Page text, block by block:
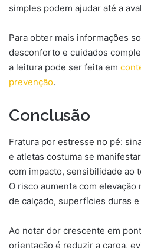
simples podem ajudar até a
Para obter mais informações
desconforto e cuidados
a leitura pode ser feita em
prevenção.
Conclusão
Fratura por estresse no pé:
e atletas costuma se
com impacto, sensibilidade ao
O risco aumenta com
de calçado, superfícies duras
Ao notar dor crescente em
orientação é reduzir a carga,